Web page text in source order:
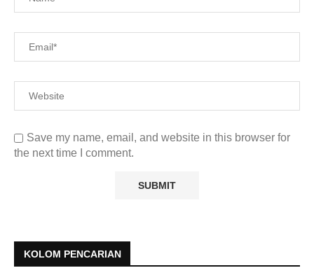
Save my name, email, and website in this browser for
the next time I comment.
KOLOM PENCARIAN